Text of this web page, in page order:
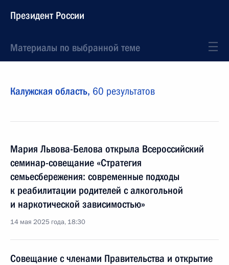
Президент России
Материалы по выбранной теме
Калужская область, 60 результатов
Мария Львова-Белова открыла Всероссийский
семинар-совещание «Стратегия
семьесбережения: современные подходы
к реабилитации родителей с алкогольной
и наркотической зависимостью»
14 мая 2025 года, 18:30
Совещание с членами Правительства и открытие